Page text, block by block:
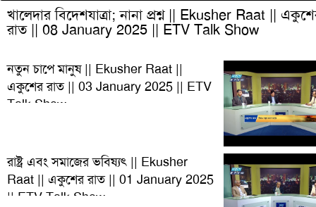
খালেদার বিদেশযাত্রা; নানা প্রশ্ন || Ekusher Raat ||
রাত || 08 January 2025 || ETV Talk Show
নতুন চাপে মানুষ || Ekusher Raat ||
একুশের রাত || 03 January 2025 || ETV
Talk Show
রাষ্ট্র এবং সমাজের ভবিষ্যৎ || Ekusher
Raat || একুশের রাত || 01 January 2025
|| ETV Talk Show